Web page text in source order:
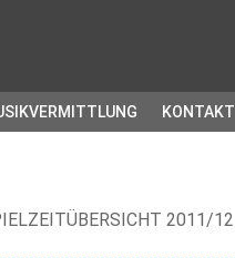
KONTAKT
2011/12